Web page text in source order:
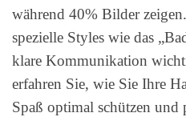
während 40% Bilder
spezielle Styles wie das
klare Kommunikation
erfahren Sie, wie Sie Ihre
Spaß optimal schützen und